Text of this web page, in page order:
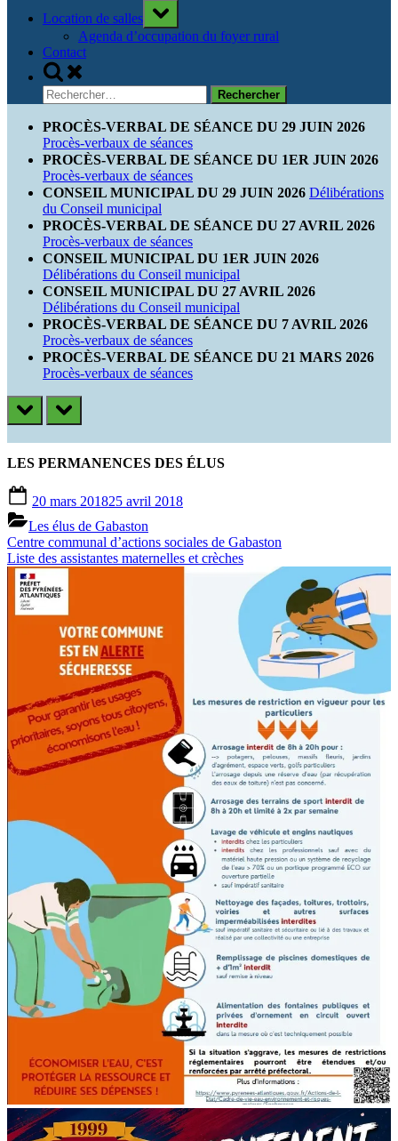
Location de salles
Toggle
sub-
menu
Agenda d’occupation du foyer rural
Contact
Toggle
search
form
Rechercher :
PROCÈS-VERBAL DE SÉANCE DU 29 JUIN 2026
Procès-verbaux de séances
PROCÈS-VERBAL DE SÉANCE DU 1ER JUIN 2026
Procès-verbaux de séances
CONSEIL MUNICIPAL DU 29 JUIN 2026 Délibérations
du Conseil municipal
PROCÈS-VERBAL DE SÉANCE DU 27 AVRIL 2026
Procès-verbaux de séances
CONSEIL MUNICIPAL DU 1ER JUIN 2026
Délibérations du Conseil municipal
CONSEIL MUNICIPAL DU 27 AVRIL 2026
Délibérations du Conseil municipal
PROCÈS-VERBAL DE SÉANCE DU 7 AVRIL 2026
Procès-verbaux de séances
PROCÈS-VERBAL DE SÉANCE DU 21 MARS 2026
Procès-verbaux de séances
prev next
LES PERMANENCES DES ÉLUS
on
20 mars 201825 avril 2018
Les élus de Gabaston
Navigation
de
l’article
Previous
Post:
Centre communal d’actions sociales de Gabaston
Next
Post:
Liste des assistantes maternelles et crèches